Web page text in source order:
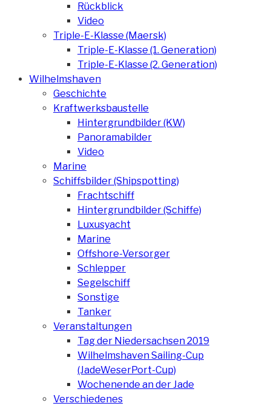
Rückblick
Video
Triple-E-Klasse (Maersk)
Triple-E-Klasse (1. Generation)
Triple-E-Klasse (2. Generation)
Wilhelmshaven
Geschichte
Kraftwerksbaustelle
Hintergrundbilder (KW)
Panoramabilder
Video
Marine
Schiffsbilder (Shipspotting)
Frachtschiff
Hintergrundbilder (Schiffe)
Luxusyacht
Marine
Offshore-Versorger
Schlepper
Segelschiff
Sonstige
Tanker
Veranstaltungen
Tag der Niedersachsen 2019
Wilhelmshaven Sailing-Cup
(JadeWeserPort-Cup)
Wochenende an der Jade
Verschiedenes